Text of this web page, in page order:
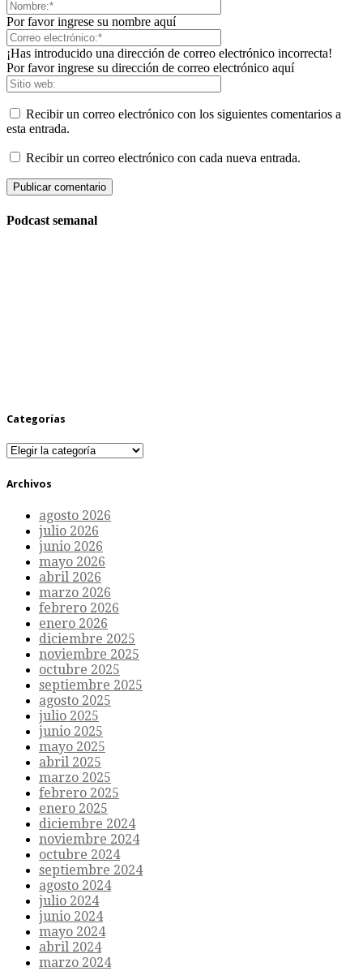
Por favor ingrese su nombre aquí
¡Has introducido una dirección de correo electrónico incorrecta!
Por favor ingrese su dirección de correo electrónico aquí
Recibir un correo electrónico con los siguientes comentarios a
esta entrada.
Recibir un correo electrónico con cada nueva entrada.
Podcast semanal
Categorías
Categorías
Archivos
agosto 2026
julio 2026
junio 2026
mayo 2026
abril 2026
marzo 2026
febrero 2026
enero 2026
diciembre 2025
noviembre 2025
octubre 2025
septiembre 2025
agosto 2025
julio 2025
junio 2025
mayo 2025
abril 2025
marzo 2025
febrero 2025
enero 2025
diciembre 2024
noviembre 2024
octubre 2024
septiembre 2024
agosto 2024
julio 2024
junio 2024
mayo 2024
abril 2024
marzo 2024